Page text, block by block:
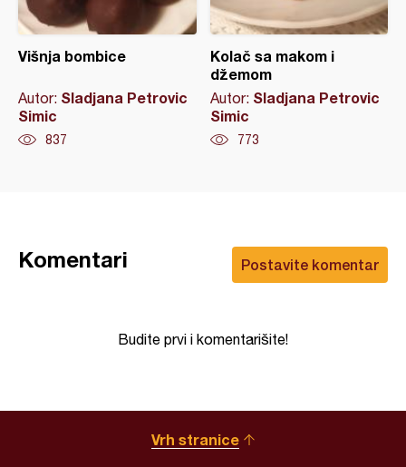
Višnja bombice
Autor: Sladjana Petrovic
Simic
837
Kolač sa makom i
džemom
Autor: Sladjana Petrovic
Simic
773
Postavite komentar
Komentari
Budite prvi i komentarišite!
Vrh stranice